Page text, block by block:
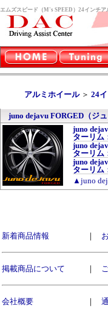
エムズスピード（M's SPEED）24インチ
アルミホイール＞ 24
juno dejavu FORGED（ジ
juno
ターリム
juno
ターリム
juno
ターリム
▲juno
新着商品情報 ｜
掲載商品について ｜
会社概要 ｜